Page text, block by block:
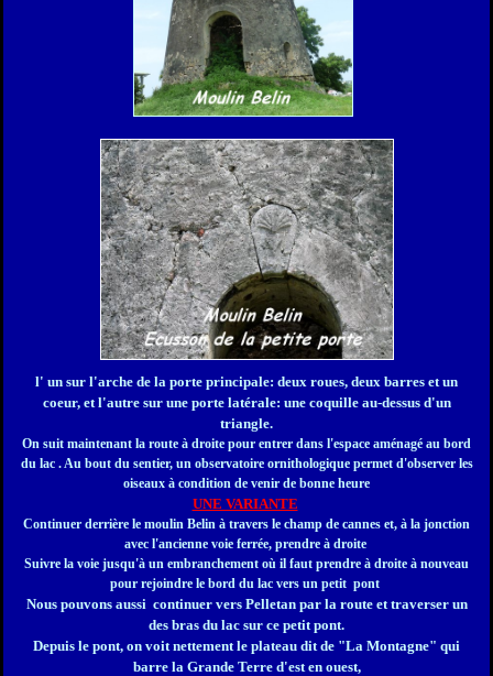
l' un sur l'arche de la porte principale: deux roues, deux barres et un
coeur, et l'autre sur une porte latérale: une coquille au-dessus d'un
triangle.
On suit maintenant la route à droite pour entrer dans l'espace aménagé au bord
du lac . Au bout du sentier, un observatoire ornithologique permet d'observer les
oiseaux à condition de venir de bonne heure
UNE VARIANTE
Continuer derrière le moulin Belin à travers le champ de cannes et, à la jonction
avec l'ancienne voie ferrée, prendre à droite
Suivre la voie jusqu'à un embranchement où il faut prendre à droite à nouveau
pour rejoindre le bord du lac vers un petit pont
Nous pouvons aussi continuer vers Pelletan par la route et traverser un
des bras du lac sur ce petit pont.
Depuis le pont, on voit nettement le plateau dit de "La Montagne" qui
barre la Grande Terre d'est en ouest,